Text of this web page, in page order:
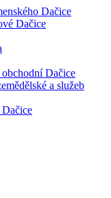
Dačice
Dačice
Dačice
a služeb